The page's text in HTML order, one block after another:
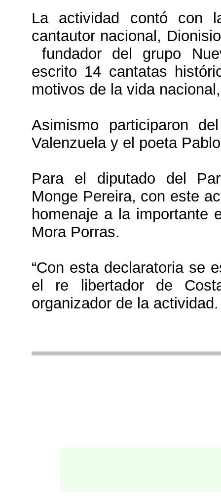
La actividad contó con
cantautor nacional,
fundador del grupo
escrito 14 cantatas
motivos de la vida
Asimismo participaron
Valenzuela y el poeta
Para el diputado del
Monge Pereira, con este
homenaje a la importante
Mora Porras.
“Con esta declaratoria se
el re libertador de
organizador de la actividad.